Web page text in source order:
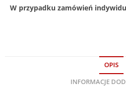
W przypadku zamówień
OPIS
INFORMACJE